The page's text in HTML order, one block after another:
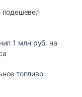
подешевел
1 млн руб. на
топливо